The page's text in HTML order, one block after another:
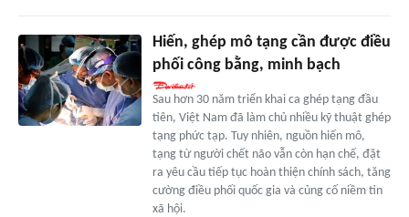
Hiến, ghép mô tạng cần được điều
phối công bằng, minh bạch
Sau hơn 30 năm triển khai ca ghép tạng đầu
tiên, Việt Nam đã làm chủ nhiều kỹ thuật ghép
tạng phức tạp. Tuy nhiên, nguồn hiến mô,
tạng từ người chết não vẫn còn hạn chế, đặt
ra yêu cầu tiếp tục hoàn thiện chính sách, tăng
cường điều phối quốc gia và củng cố niềm tin
xã hội.